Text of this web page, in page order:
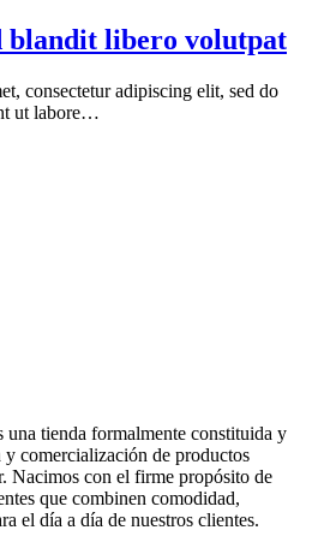
blandit libero volutpat
consectetur adipiscing elit, sed do
ut labore…
una tienda formalmente constituida y
comercialización de productos
Nacimos con el firme propósito de
que combinen comodidad,
el día a día de nuestros clientes.